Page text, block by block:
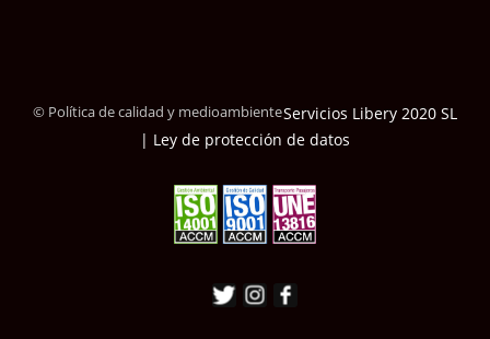
© Política de calidad y medioambienteServicios Libery 2020 SL
| Ley de protección de datos